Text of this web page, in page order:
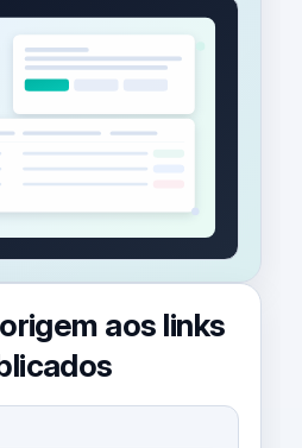
aos links